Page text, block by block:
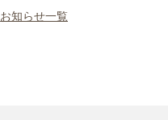
お知らせ一覧